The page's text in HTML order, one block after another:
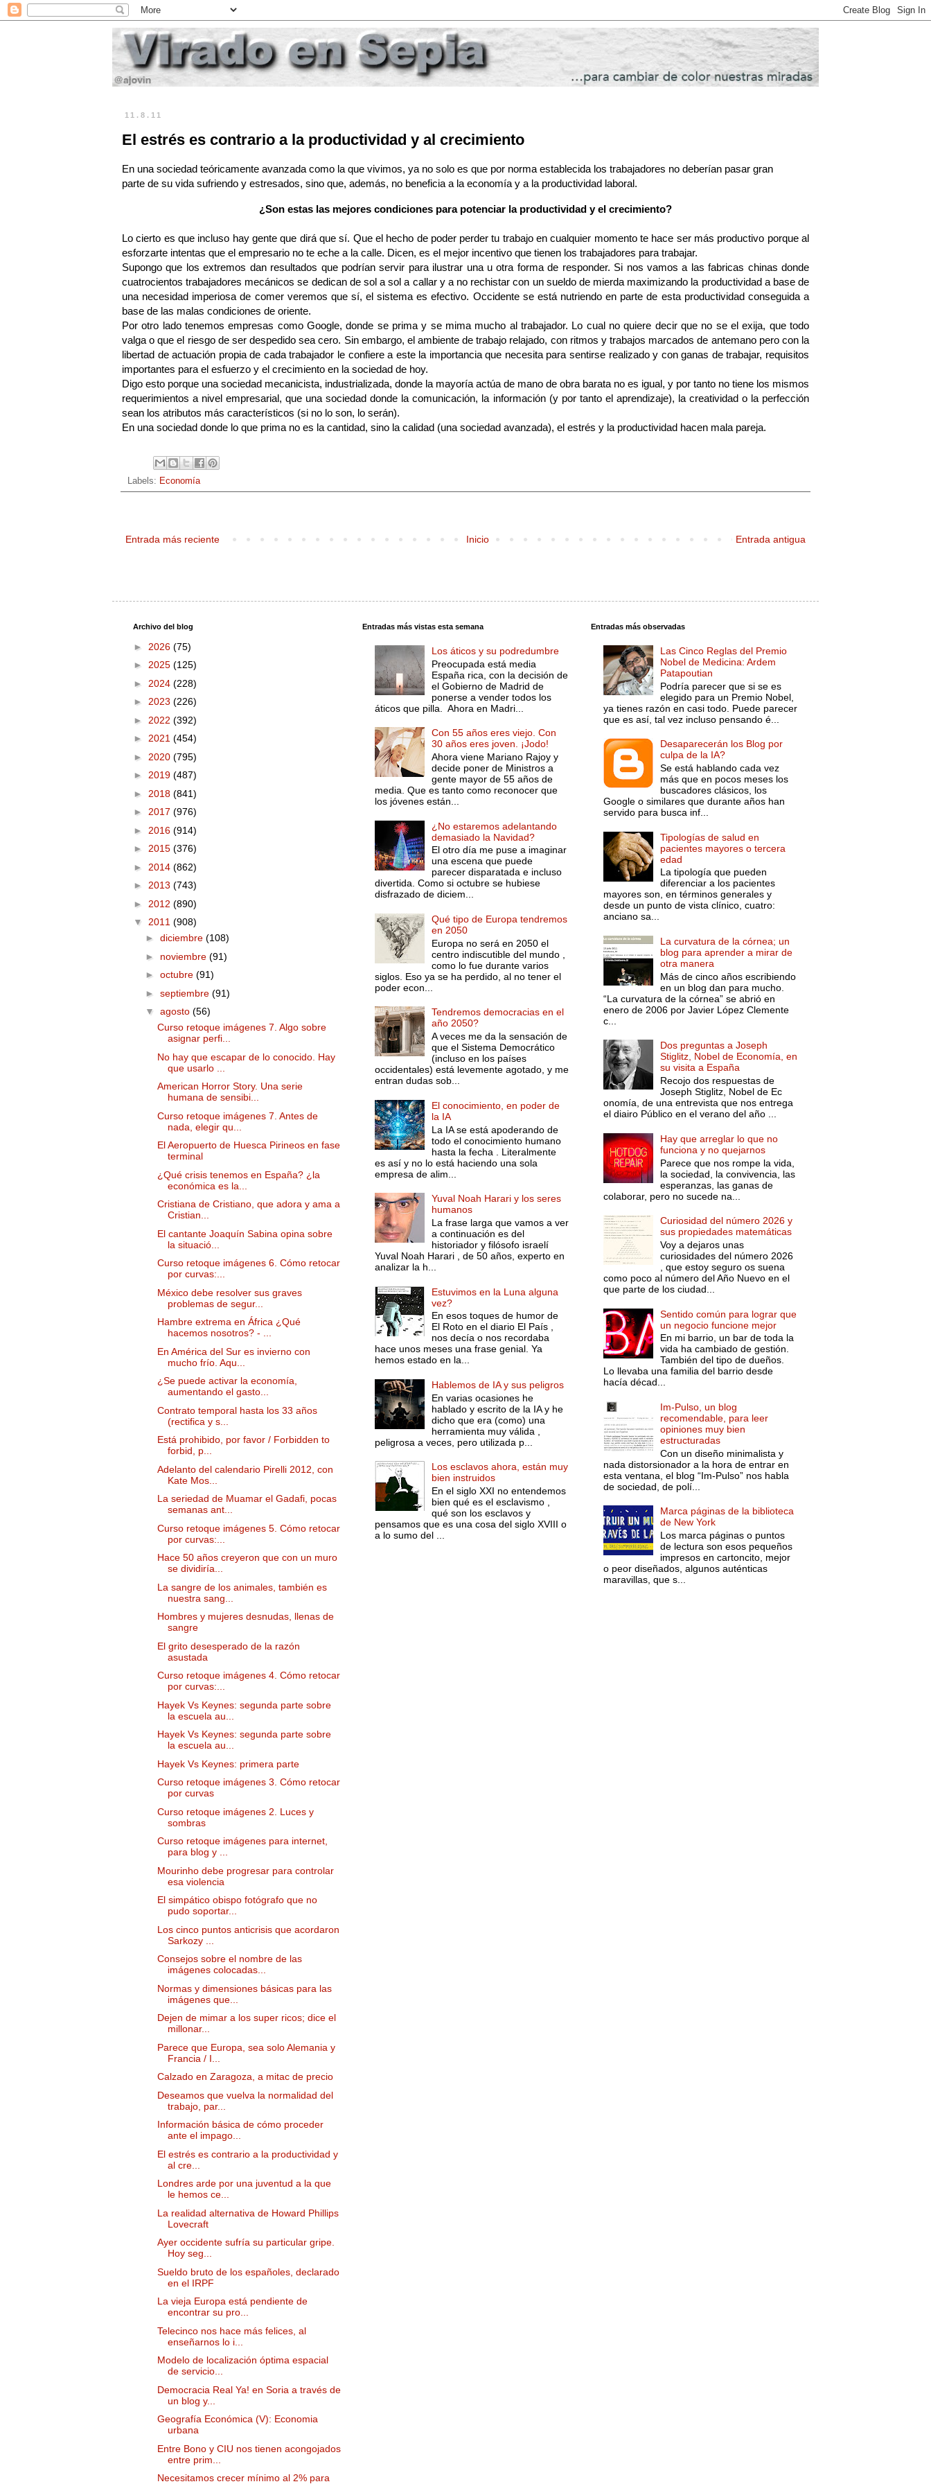
11.8.11
El estrés es contrario a la productividad y al crecimiento
En una sociedad teóricamente avanzada como la que vivimos, ya no solo es que por norma establecida los trabajadores no deberían pasar gran
parte de su vida sufriendo y estresados, sino que, además, no beneficia a la economía y a la productividad laboral.
¿Son estas las mejores condiciones para potenciar la productividad y el crecimiento?
Lo cierto es que incluso hay gente que dirá que sí. Que el hecho de poder perder tu trabajo en cualquier momento te hace ser más productivo porque al
esforzarte intentas que el empresario no te eche a la calle. Dicen, es el mejor incentivo que tienen los trabajadores para trabajar.
Supongo que los extremos dan resultados que podrían servir para ilustrar una u otra forma de responder. Si nos vamos a las fabricas chinas donde
cuatrocientos trabajadores mecánicos se dedican de sol a sol a callar y a no rechistar con un sueldo de mierda maximizando la productividad a base de
una necesidad imperiosa de comer veremos que sí, el sistema es efectivo. Occidente se está nutriendo en parte de esta productividad conseguida a
base de las malas condiciones de oriente.
Por otro lado tenemos empresas como Google, donde se prima y se mima mucho al trabajador. Lo cual no quiere decir que no se el exija, que todo
valga o que el riesgo de ser despedido sea cero. Sin embargo, el ambiente de trabajo relajado, con ritmos y trabajos marcados de antemano pero con la
libertad de actuación propia de cada trabajador le confiere a este la importancia que necesita para sentirse realizado y con ganas de trabajar, requisitos
importantes para el esfuerzo y el crecimiento en la sociedad de hoy.
Digo esto porque una sociedad mecanicista, industrializada, donde la mayoría actúa de mano de obra barata no es igual, y por tanto no tiene los mismos
requerimientos a nivel empresarial, que una sociedad donde la comunicación, la información (y por tanto el aprendizaje), la creatividad o la perfección
sean los atributos más característicos (si no lo son, lo serán).
En una sociedad donde lo que prima no es la cantidad, sino la calidad (una sociedad avanzada), el estrés y la productividad hacen mala pareja.
Labels: Economía
Entrada más reciente Entrada antigua
Inicio
Archivo del blog
► 2026 (75)
► 2025 (125)
► 2024 (228)
► 2023 (226)
► 2022 (392)
► 2021 (454)
► 2020 (795)
► 2019 (487)
► 2018 (841)
► 2017 (976)
► 2016 (914)
► 2015 (376)
► 2014 (862)
► 2013 (743)
► 2012 (890)
▼ 2011 (908)
► diciembre (108)
► noviembre (91)
► octubre (91)
► septiembre (91)
▼ agosto (56)
Curso retoque imágenes 7. Algo sobre
asignar perfi...
No hay que escapar de lo conocido. Hay
que usarlo ...
American Horror Story. Una serie
humana de sensibi...
Curso retoque imágenes 7. Antes de
nada, elegir qu...
El Aeropuerto de Huesca Pirineos en fase
terminal
¿Qué crisis tenemos en España? ¿la
económica es la...
Cristiana de Cristiano, que adora y ama a
Cristian...
El cantante Joaquín Sabina opina sobre
la situació...
Curso retoque imágenes 6. Cómo retocar
por curvas:...
México debe resolver sus graves
problemas de segur...
Hambre extrema en África ¿Qué
hacemos nosotros? - ...
En América del Sur es invierno con
mucho frío. Aqu...
¿Se puede activar la economía,
aumentando el gasto...
Contrato temporal hasta los 33 años
(rectifica y s...
Está prohibido, por favor / Forbidden to
forbid, p...
Adelanto del calendario Pirelli 2012, con
Kate Mos...
La seriedad de Muamar el Gadafi, pocas
semanas ant...
Curso retoque imágenes 5. Cómo retocar
por curvas:...
Hace 50 años creyeron que con un muro
se dividiría...
La sangre de los animales, también es
nuestra sang...
Hombres y mujeres desnudas, llenas de
sangre
El grito desesperado de la razón
asustada
Curso retoque imágenes 4. Cómo retocar
por curvas:...
Hayek Vs Keynes: segunda parte sobre
la escuela au...
Hayek Vs Keynes: segunda parte sobre
la escuela au...
Hayek Vs Keynes: primera parte
Curso retoque imágenes 3. Cómo retocar
por curvas
Curso retoque imágenes 2. Luces y
sombras
Curso retoque imágenes para internet,
para blog y ...
Mourinho debe progresar para controlar
esa violencia
El simpático obispo fotógrafo que no
pudo soportar...
Los cinco puntos anticrisis que acordaron
Sarkozy ...
Consejos sobre el nombre de las
imágenes colocadas...
Normas y dimensiones básicas para las
imágenes que...
Dejen de mimar a los super ricos; dice el
millonar...
Parece que Europa, sea solo Alemania y
Francia / I...
Calzado en Zaragoza, a mitac de precio
Deseamos que vuelva la normalidad del
trabajo, par...
Información básica de cómo proceder
ante el impago...
El estrés es contrario a la productividad y
al cre...
Londres arde por una juventud a la que
le hemos ce...
La realidad alternativa de Howard Phillips
Lovecraft
Ayer occidente sufría su particular gripe.
Hoy seg...
Sueldo bruto de los españoles, declarado
en el IRPF
La vieja Europa está pendiente de
encontrar su pro...
Telecinco nos hace más felices, al
enseñarnos lo i...
Modelo de localización óptima espacial
de servicio...
Democracia Real Ya! en Soria a través de
un blog y...
Geografía Económica (V): Economia
urbana
Entre Bono y CIU nos tienen acongojados
entre prim...
Necesitamos crecer mínimo al 2% para
Entradas más vistas esta semana
Los áticos y su podredumbre
Preocupada está media
España rica, con la decisión de
el Gobierno de Madrid de
ponerse a vender todos los
áticos que pilla. Ahora en Madri...
Con 55 años eres viejo. Con
30 años eres joven. ¡Jodo!
Ahora viene Mariano Rajoy y
decide poner de Ministros a
gente mayor de 55 años de
media. Que es tanto como reconocer que
los jóvenes están...
¿No estaremos adelantando
demasiado la Navidad?
El otro día me puse a imaginar
una escena que puede
parecer disparatada e incluso
divertida. Como si octubre se hubiese
disfrazado de diciem...
Qué tipo de Europa tendremos
en 2050
Europa no será en 2050 el
centro indiscutible del mundo ,
como lo fue durante varios
siglos. Eso ya se ha perdido, al no tener el
poder econ...
Tendremos democracias en el
año 2050?
A veces me da la sensación de
que el Sistema Democrático
(incluso en los países
occidentales) está levemente agotado, y me
entran dudas sob...
El conocimiento, en poder de
la IA
La IA se está apoderando de
todo el conocimiento humano
hasta la fecha . Literalmente
es así y no lo está haciendo una sola
empresa de alim...
Yuval Noah Harari y los seres
humanos
La frase larga que vamos a ver
a continuación es del
historiador y filósofo israelí
Yuval Noah Harari , de 50 años, experto en
analizar la h...
Estuvimos en la Luna alguna
vez?
En esos toques de humor de
El Roto en el diario El País ,
nos decía o nos recordaba
hace unos meses una frase genial. Ya
hemos estado en la...
Hablemos de IA y sus peligros
En varias ocasiones he
hablado y escrito de la IA y he
dicho que era (como) una
herramienta muy válida ,
peligrosa a veces, pero utilizada p...
Los esclavos ahora, están muy
bien instruidos
En el siglo XXI no entendemos
bien qué es el esclavismo ,
qué son los esclavos y
pensamos que es una cosa del siglo XVIII o
a lo sumo del ...
Entradas más observadas
Las Cinco Reglas del Premio
Nobel de Medicina: Ardem
Patapoutian
Podría parecer que si se es
elegido para un Premio Nobel,
ya tienes razón en casi todo. Puede parecer
que es así, tal vez incluso pensando é...
Desaparecerán los Blog por
culpa de la IA?
Se está hablando cada vez
más que en pocos meses los
buscadores clásicos, los
Google o similares que durante años han
servido para busca inf...
Tipologías de salud en
pacientes mayores o tercera
edad
La tipología que pueden
diferenciar a los pacientes
mayores son, en términos generales y
desde un punto de vista clínico, cuatro:
anciano sa...
La curvatura de la córnea; un
blog para aprender a mirar de
otra manera
Más de cinco años escribiendo
en un blog dan para mucho.
“La curvatura de la córnea” se abrió en
enero de 2006 por Javier López Clemente
c...
Dos preguntas a Joseph
Stiglitz, Nobel de Economía, en
su visita a España
Recojo dos respuestas de
Joseph Stiglitz, Nobel de Ec
onomía, de una entrevista que nos entrega
el diairo Público en el verano del año ...
Hay que arreglar lo que no
funciona y no quejarnos
Parece que nos rompe la vida,
la sociedad, la convivencia, las
esperanzas, las ganas de
colaborar, pero no sucede na...
Curiosidad del número 2026 y
sus propiedades matemáticas
Voy a dejaros unas
curiosidades del número 2026
, que estoy seguro os suena
como poco al número del Año Nuevo en el
que parte de los ciudad...
Sentido común para lograr que
un negocio funcione mejor
En mi barrio, un bar de toda la
vida ha cambiado de gestión.
También del tipo de dueños.
Lo llevaba una familia del barrio desde
hacía décad...
Im-Pulso, un blog
recomendable, para leer
opiniones muy bien
estructuradas
Con un diseño minimalista y
nada distorsionador a la hora de entrar en
esta ventana, el blog “Im-Pulso” nos habla
de sociedad, de polí...
Marca páginas de la biblioteca
de New York
Los marca páginas o puntos
de lectura son esos pequeños
impresos en cartoncito, mejor
o peor diseñados, algunos auténticas
maravillas, que s...